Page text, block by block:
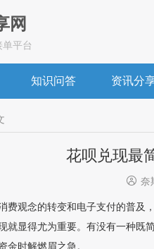
网
平台
知识问答 资讯分
花呗兑现最
 奈
费观念的转变和电子支付的普及
就显得尤为重要。有没有一种既
金时解燃眉之急。